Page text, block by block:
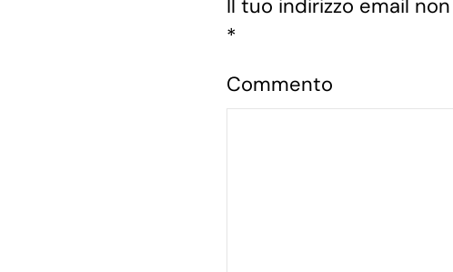
Il tuo indirizzo email
*
Commento